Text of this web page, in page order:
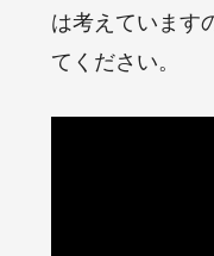
は考えています
てください。